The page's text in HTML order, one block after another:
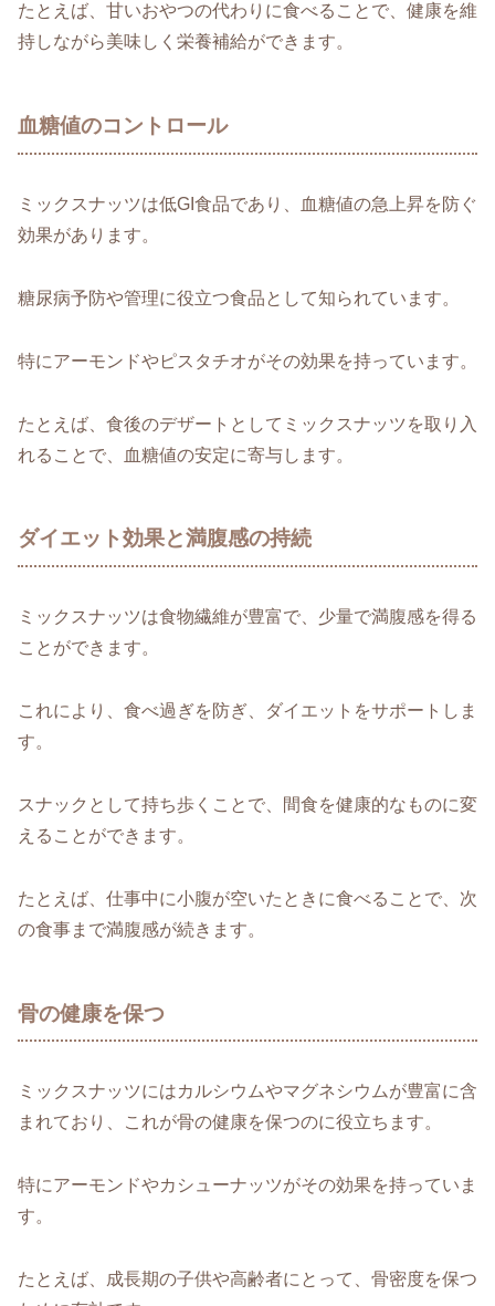
たとえば、甘いおやつの代わりに食べることで、健康を維
持しながら美味しく栄養補給ができます。
血糖値のコントロール
ミックスナッツは低GI食品であり、血糖値の急上昇を防ぐ
効果があります。
糖尿病予防や管理に役立つ食品として知られています。
特にアーモンドやピスタチオがその効果を持っています。
たとえば、食後のデザートとしてミックスナッツを取り入
れることで、血糖値の安定に寄与します。
ダイエット効果と満腹感の持続
ミックスナッツは食物繊維が豊富で、少量で満腹感を得る
ことができます。
これにより、食べ過ぎを防ぎ、ダイエットをサポートしま
す。
スナックとして持ち歩くことで、間食を健康的なものに変
えることができます。
たとえば、仕事中に小腹が空いたときに食べることで、次
の食事まで満腹感が続きます。
骨の健康を保つ
ミックスナッツにはカルシウムやマグネシウムが豊富に含
まれており、これが骨の健康を保つのに役立ちます。
特にアーモンドやカシューナッツがその効果を持っていま
す。
たとえば、成長期の子供や高齢者にとって、骨密度を保つ